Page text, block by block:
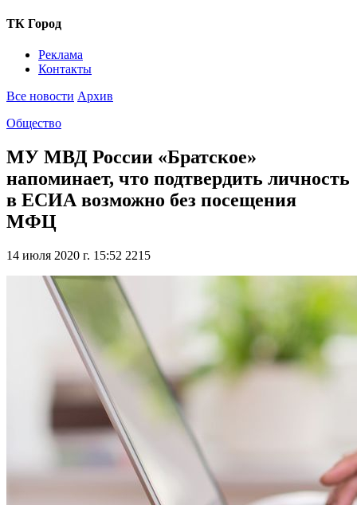
ТК Город
Реклама
Контакты
Все новости Архив
Общество
МУ МВД России «Братское»
напоминает, что подтвердить личность
в ЕСИА возможно без посещения
МФЦ
14 июля 2020 г. 15:52 2215